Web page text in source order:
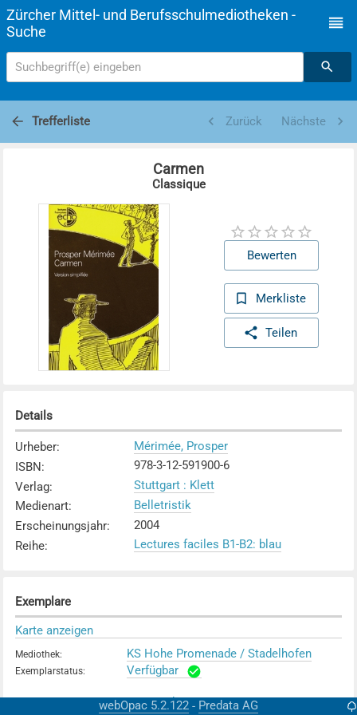
Zürcher Mittel- und Berufsschulmediotheken -
Suche
Suchbegriff(e) eingeben
Trefferliste Zurück Nächste
Carmen
Classique
Bewerten
Merkliste
Teilen
Details
Urheber:
Mérimée, Prosper
ISBN:
978-3-12-591900-6
Verlag:
Stuttgart : Klett
Medienart:
Belletristik
Erscheinungsjahr:
2004
Reihe: Lectures faciles B1-B2: blau
Exemplare
Karte anzeigen
Mediothek: KS Hohe Promenade / Stadelhofen
Exemplarstatus: Verfügbar
KV Zürich
webOpac 5.2.122 - Predata AG